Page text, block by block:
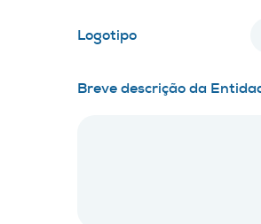
Logotipo
Breve descrição da